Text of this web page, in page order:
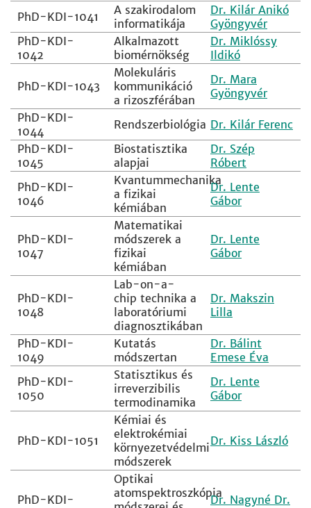
PhD-KDI-1041
A szakirodalom
informatikája
Dr. Kilár Anikó
Gyöngyvér
PhD-KDI-
1042
Alkalmazott
biomérnökség
Dr. Miklóssy
Ildikó
PhD-KDI-1043
Molekuláris
kommunikáció
a rizoszférában
Dr. Mara
Gyöngyvér
PhD-KDI-
1044
Rendszerbiológia Dr. Kilár Ferenc
PhD-KDI-
1045
Biostatisztika
alapjai
Dr. Szép
Róbert
PhD-KDI-
1046
Kvantummechanika
a fizikai
kémiában
Dr. Lente
Gábor
PhD-KDI-
1047
Matematikai
módszerek a
fizikai
kémiában
Dr. Lente
Gábor
PhD-KDI-
1048
Lab-on-a-
chip technika a
laboratóriumi
diagnosztikában
Dr. Makszin
Lilla
PhD-KDI-
1049
Kutatás
módszertan
Dr. Bálint
Emese Éva
PhD-KDI-
1050
Statisztikus és
irreverzibilis
termodinamika
Dr. Lente
Gábor
PhD-KDI-1051
Kémiai és
elektrokémiai
környezetvédelmi
módszerek
Dr. Kiss László
PhD-KDI-
Optikai
atomspektroszkópiaDr. Nagyné Dr.